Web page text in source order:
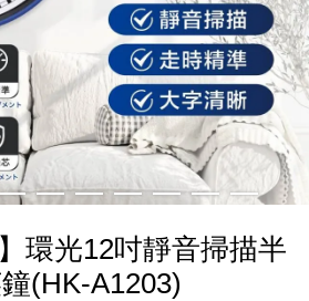
環光12吋靜音掃描半
(HK-A1203)